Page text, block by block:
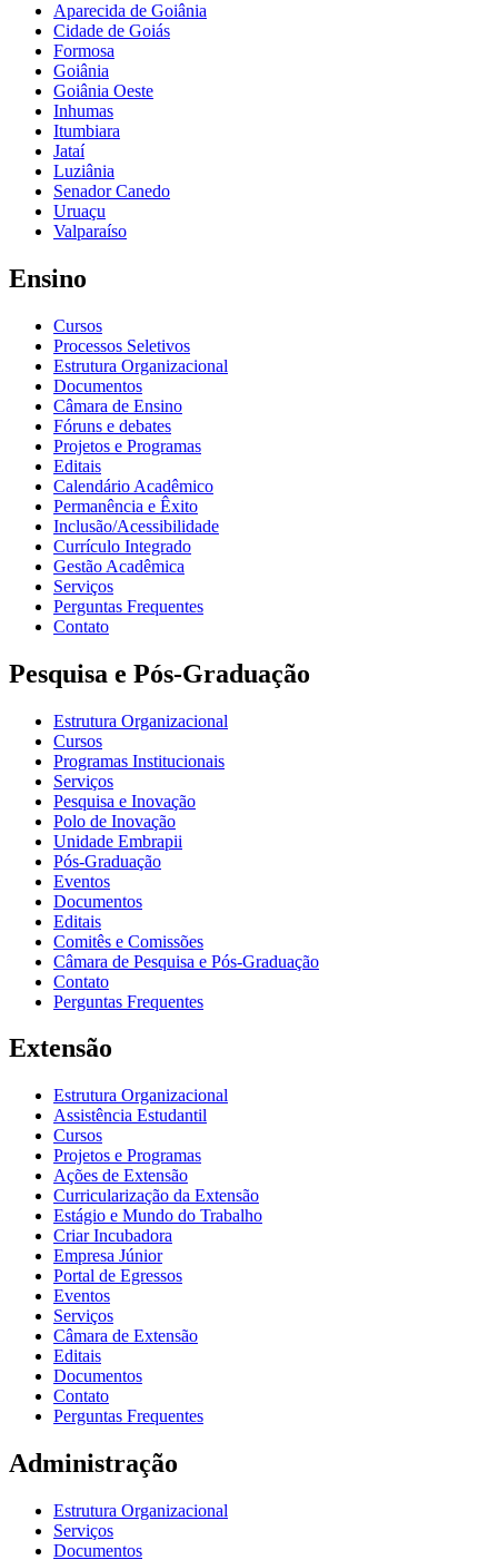
Aparecida de Goiânia
Cidade de Goiás
Formosa
Goiânia
Goiânia Oeste
Inhumas
Itumbiara
Jataí
Luziânia
Senador Canedo
Uruaçu
Valparaíso
Ensino
Cursos
Processos Seletivos
Estrutura Organizacional
Documentos
Câmara de Ensino
Fóruns e debates
Projetos e Programas
Editais
Calendário Acadêmico
Permanência e Êxito
Inclusão/Acessibilidade
Currículo Integrado
Gestão Acadêmica
Serviços
Perguntas Frequentes
Contato
Pesquisa e Pós-Graduação
Estrutura Organizacional
Cursos
Programas Institucionais
Serviços
Pesquisa e Inovação
Polo de Inovação
Unidade Embrapii
Pós-Graduação
Eventos
Documentos
Editais
Comitês e Comissões
Câmara de Pesquisa e Pós-Graduação
Contato
Perguntas Frequentes
Extensão
Estrutura Organizacional
Assistência Estudantil
Cursos
Projetos e Programas
Ações de Extensão
Curricularização da Extensão
Estágio e Mundo do Trabalho
Criar Incubadora
Empresa Júnior
Portal de Egressos
Eventos
Serviços
Câmara de Extensão
Editais
Documentos
Contato
Perguntas Frequentes
Administração
Estrutura Organizacional
Serviços
Documentos